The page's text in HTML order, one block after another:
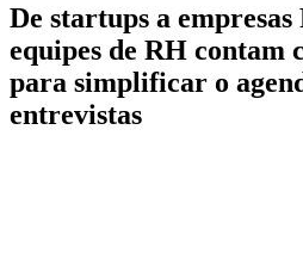
De startups a
equipes de RH contam
para simplificar o
entrevistas